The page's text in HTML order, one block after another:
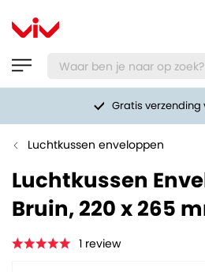
Gratis verzending
Luchtkussen enveloppen
Luchtkussen
Bruin, 220 x 265
1 review